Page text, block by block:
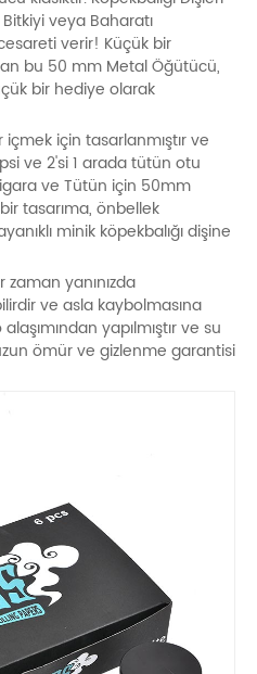
veya Baharatı
verir! Küçük bir
bu 50 mm Metal Öğütücü,
bir hediye olarak
için tasarlanmıştır ve
ve 2'si 1 arada tütün otu
ve Tütün için 50mm
tasarıma, önbellek
minik köpekbalığı dişine
yanınızda
ve asla kaybolmasına
yapılmıştır ve su
ömür ve gizlenme garantisi